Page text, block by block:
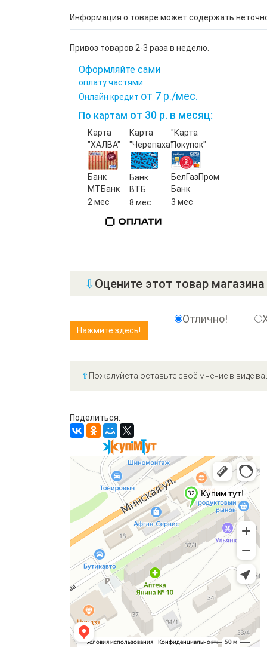
Информация о товаре может содержать
Привоз товаров 2-3 раза в неделю.
Оформляйте сами
оплату частями
Онлайн кредит от 7 р./мес.
По картам от 30 р. в месяц:
Карта
"ХАЛВА"
Банк
МТБанк
2 мес
Карта
"Черепаха"
Банк
ВТБ
8 мес
"Карта
Покупок"
БелГазПром
Банк
3 мес
⇩ Оцените этот товар
Отлично!
⇧ Пожалуйста оставьте своё мнение в виде
Поделиться: